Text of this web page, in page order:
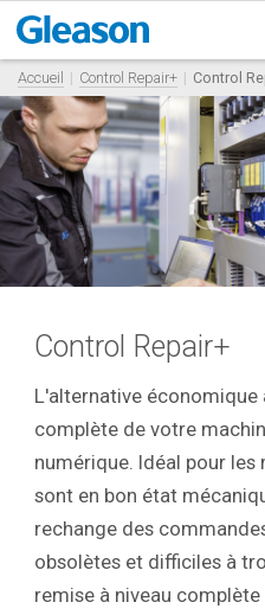
Accueil Control Repair+ Control
Control Repair+
L'alternative économique
complète de votre
numérique. Idéal pour les
sont en bon état
rechange des
obsolètes et difficiles à
remise à niveau